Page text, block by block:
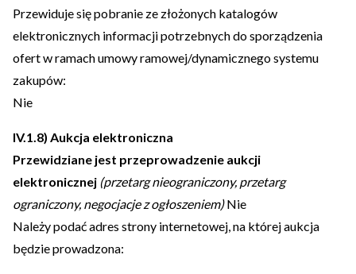
Przewiduje się pobranie ze złożonych katalogów
elektronicznych informacji potrzebnych do sporządzenia
ofert w ramach umowy ramowej/dynamicznego systemu
zakupów:
Nie
IV.1.8) Aukcja elektroniczna
Przewidziane jest przeprowadzenie aukcji
elektronicznej (przetarg nieograniczony, przetarg
ograniczony, negocjacje z ogłoszeniem)Nie
Należy podać adres strony internetowej, na której aukcja
będzie prowadzona: